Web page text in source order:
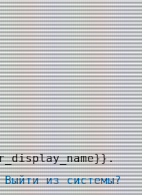
Выйти из системы?